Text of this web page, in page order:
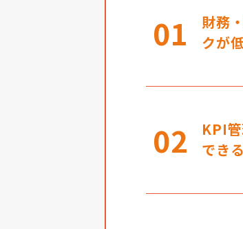
01
財務
クが
02
KPI
でき